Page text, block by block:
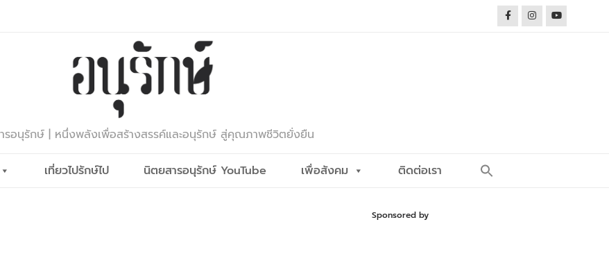
รอนุรักษ์ | หนึ่งพลังเพื่อสร้างสรรค์และอนุรักษ์ สู่คุณภาพชีวิตยั่งยืน
เที่ยวไปรักษ์ไป นิตยสารอนุรักษ์ YouTube เพื่อสังคม ติดต่อเรา
Sponsored by